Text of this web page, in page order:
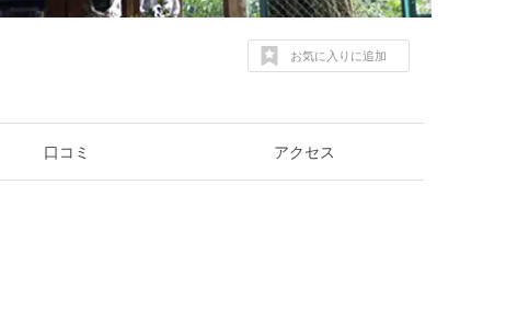
お気に入りに追加
口コミ アクセス